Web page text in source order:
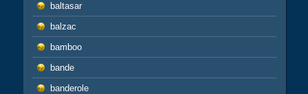
baltasar
balzac
bamboo
bande
banderole